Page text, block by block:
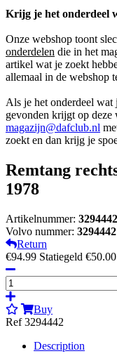
Krijg je het onderdeel
Onze webshop toont
onderdelen die in het
artikel wat je zoekt
allemaal in de webshop
Als je het onderdeel
gevonden krijgt op deze
magazijn@dafclub.nl
zoekt en dan krijg je
Remtang
1978
Artikelnummer: 3294442
Volvo nummer: 3294442
Return
€94.99 Statiegeld €50.00
Buy
Ref 3294442
Description